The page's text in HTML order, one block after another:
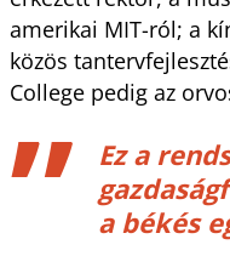
amerikai MIT-ról; a
közös
College pedig az
Ez a
a békés